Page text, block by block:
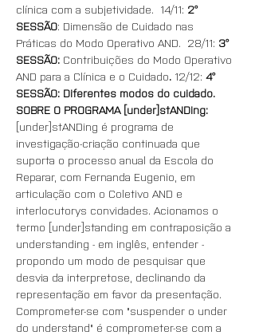
clínica com a subjetividade.  14/11: 2°
SESSÃO: Dimensão de Cuidado nas
Práticas do Modo Operativo AND.  28/11: 3°
SESSÃO: Contribuições do Modo Operativo
AND para a Clínica e o Cuidado. 12/12: 4°
SESSÃO: Diferentes modos do cuidado.
SOBRE O PROGRAMA [under]stANDing:
[under]stANDing é programa de
investigação-criação continuada que
suporta o processo anual da Escola do
Reparar, com Fernanda Eugenio, em
articulação com o Coletivo AND e
interlocutorys convidades. Acionamos o
termo [under]standing em contraposição a
understanding - em inglês, entender -
propondo um modo de pesquisar que
desvia da interpretose, declinando da
representação em favor da presentação.
Comprometer-se com "suspender o under
do understand" é comprometer-se com a